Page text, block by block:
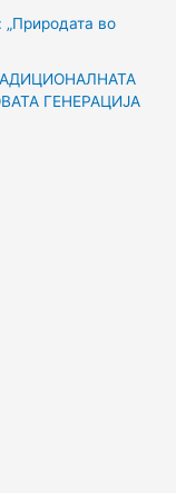
„Природата во
ГЕНЕРАЦИЈА